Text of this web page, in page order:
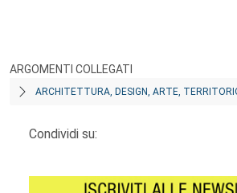
ARGOMENTI COLLEGATI
ARCHITETTURA, DESIGN, ARTE,
Condividi su: